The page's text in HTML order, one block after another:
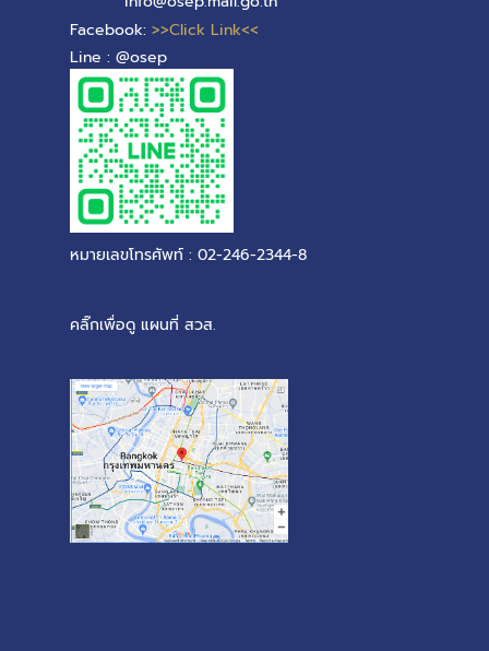
Facebook: >>Click Link<<
Line : @osep
หมายเลขโทรศัพท์ : 02-246-2344-8
คลิ๊กเพื่อดู แผนที่ สวส.